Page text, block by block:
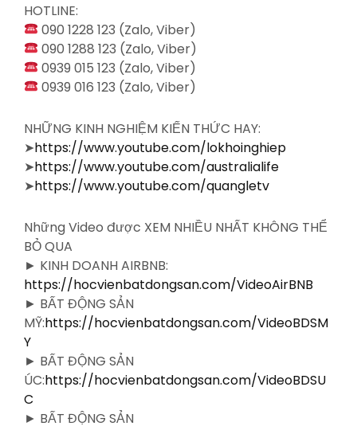
HOTLINE:
090 1228 123 (Zalo, Viber)
090 1288 123 (Zalo, Viber)
0939 015 123 (Zalo, Viber)
0939 016 123 (Zalo, Viber)
NHỮNG KINH NGHIỆM KIẾN THỨC HAY:
➤https://www.youtube.com/lokhoinghiep
➤https://www.youtube.com/australialife
➤https://www.youtube.com/quangletv
Những Video được XEM NHIỀU NHẤT KHÔNG THỂ
BỎ QUA
► KINH DOANH AIRBNB:
https://hocvienbatdongsan.com/VideoAirBNB
► BẤT ĐỘNG SẢN
MỸ:https://hocvienbatdongsan.com/VideoBDSM
Y
► BẤT ĐỘNG SẢN
ÚC:https://hocvienbatdongsan.com/VideoBDSU
C
► BẤT ĐỘNG SẢN